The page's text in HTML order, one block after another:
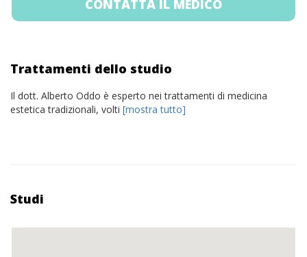
CONTATTA IL MEDICO
Trattamenti dello studio
Il dott. Alberto Oddo è esperto nei trattamenti di medicina
estetica tradizionali, volti [mostra tutto]
Studi